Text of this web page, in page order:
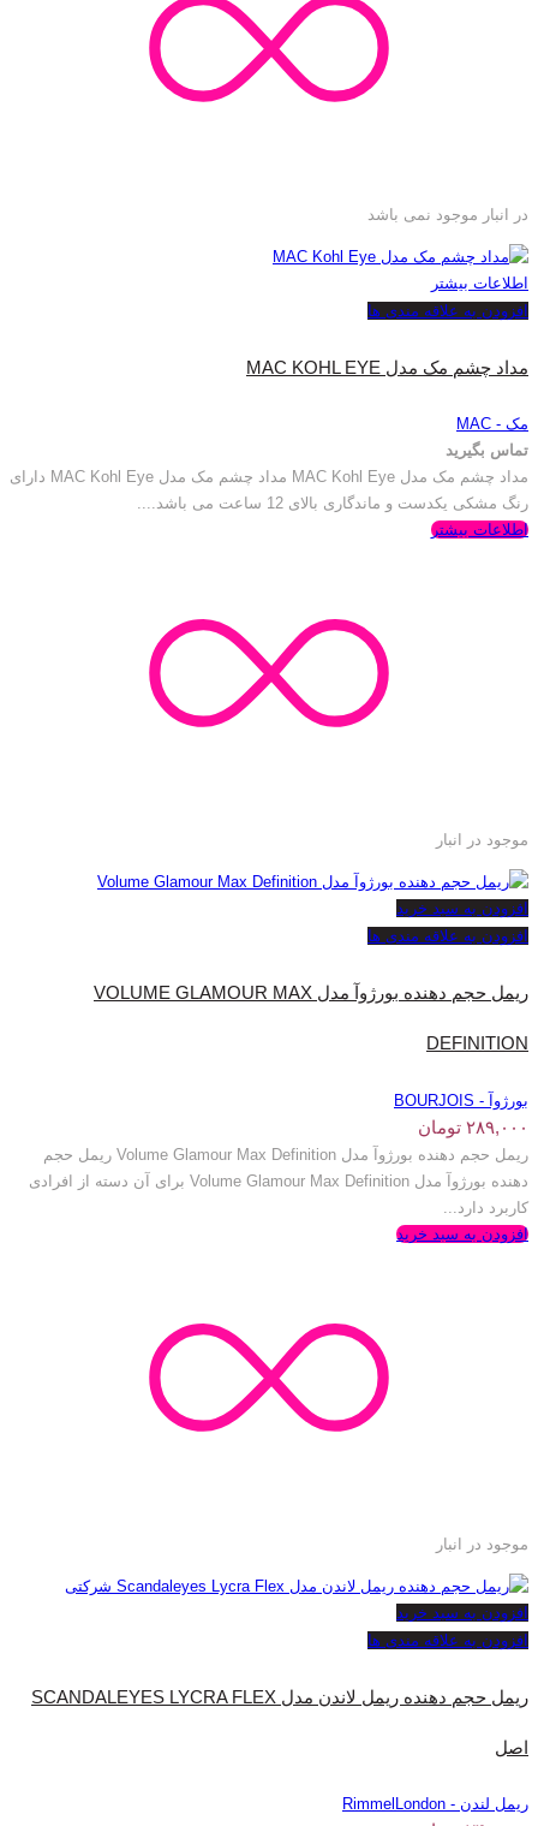
در انبار موجود نمی باشد
اطلاعات بیشتر
افزودن به علاقه مندی ها
مداد چشم مک مدل MAC KOHL EYE
مک - MAC
تماس بگیرید
مداد چشم مک مدل MAC Kohl Eye مداد چشم مک مدل MAC Kohl Eye دارای
رنگ مشکی یکدست و ماندگاری بالای 12 ساعت می باشد....
اطلاعات بیشتر
موجود در انبار
افزودن به سبد خرید
افزودن به علاقه مندی ها
ریمل حجم دهنده بورژوآ مدل VOLUME GLAMOUR MAX
DEFINITION
بورژوآ - BOURJOIS
۲۸۹,۰۰۰ تومان
ریمل حجم دهنده بورژوآ مدل Volume Glamour Max Definition ریمل حجم
دهنده بورژوآ مدل Volume Glamour Max Definition برای آن دسته از افرادی
کاربرد دارد...
افزودن به سبد خرید
موجود در انبار
افزودن به سبد خرید
افزودن به علاقه مندی ها
ریمل حجم دهنده ریمل لاندن مدل SCANDALEYES LYCRA FLEX
اصل
ریمل لندن - RimmelLondon